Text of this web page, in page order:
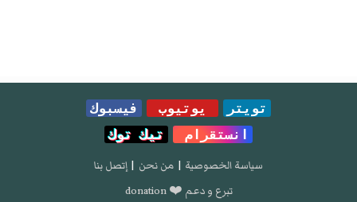
تويتر يوتيوب
فيسبوك
انستقرام
تيك توك
سياسة الخصوصية | من نحن | إتصل بنا
تبرع و دعم ❤️ donation